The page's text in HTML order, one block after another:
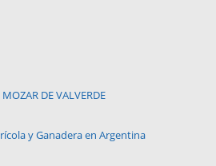
DE VALVERDE
y Ganadera en Argentina